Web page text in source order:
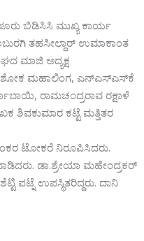
ಬಿಡಿಸಿಸಿ ಮುಖ್ಯ ಕಾರ್ಯ
ತಹಸೀಲ್ದಾರ್ ಉಮಾಕಾಂತ
ಮಾಜಿ ಅದ್ಯಕ್ಷ
ಅಶೋಕ ಮಹಾಲಿಂಗ, ಎನ್‌ಎಸ್‌ಎಸ್‌ಕೆ
ರಾಮಚಂದ್ರರಾವ ರಕ್ಷಾಳೆ
ಶಿವಕುಮಾರ ಕಟ್ಟೆ ಮತ್ತಿತರ
ಟೋಕರೆ ನಿರೂಪಿಸಿದರು.
ಡಾ.ಶ್ರೇಯಾ ಮಹೇಂದ್ರಕರ್
ಪಟ್ನೆ ಉಪಸ್ಥಿತರಿದ್ದರು. ದಾನಿ